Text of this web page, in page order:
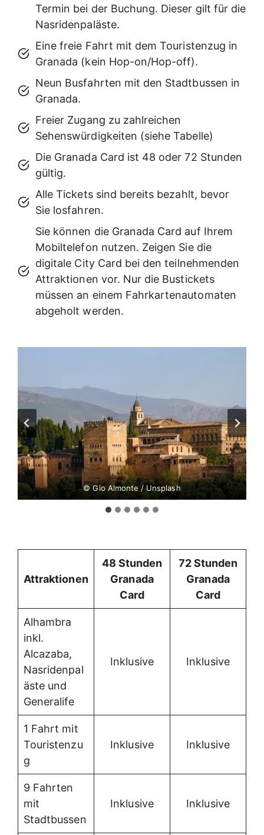
Termin bei der Buchung. Dieser gilt für die
Nasridenpaläste.
Eine freie Fahrt mit dem Touristenzug in
Granada (kein Hop-on/Hop-off).
Neun Busfahrten mit den Stadtbussen in
Granada.
Freier Zugang zu zahlreichen
Sehenswürdigkeiten (siehe Tabelle)
Die Granada Card ist 48 oder 72 Stunden
gültig.
Alle Tickets sind bereits bezahlt, bevor
Sie losfahren.
Sie können die Granada Card auf Ihrem
Mobiltelefon nutzen. Zeigen Sie die
digitale City Card bei den teilnehmenden
Attraktionen vor. Nur die Bustickets
müssen an einem Fahrkartenautomaten
abgeholt werden.
© Gio Almonte / Unsplash
Attraktionen
48 Stunden
Granada
Card
72 Stunden
Granada
Card
Alhambra
inkl.
Alcazaba,
Nasridenpal
äste und
Generalife
Inklusive Inklusive
1 Fahrt mit
Touristenzu
g
Inklusive Inklusive
9 Fahrten
mit
Stadtbussen
Inklusive Inklusive